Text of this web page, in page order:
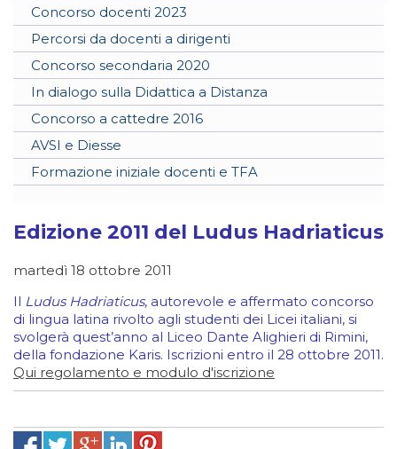
Concorso docenti 2023
Percorsi da docenti a dirigenti
Concorso secondaria 2020
In dialogo sulla Didattica a Distanza
Concorso a cattedre 2016
AVSI e Diesse
Formazione iniziale docenti e TFA
Edizione 2011 del Ludus Hadriaticus
martedì 18 ottobre 2011
Il Ludus Hadriaticus, autorevole e affermato concorso
di lingua latina rivolto agli studenti dei Licei italiani, si
svolgerà quest’anno al Liceo Dante Alighieri di Rimini,
della fondazione Karis. Iscrizioni entro il 28 ottobre 2011.
Qui regolamento e modulo d'iscrizione